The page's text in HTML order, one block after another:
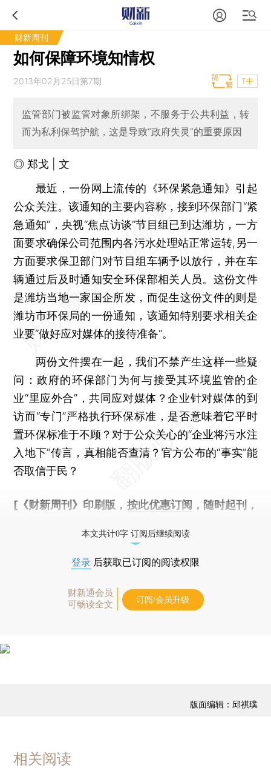
财新周刊
如何保障环境知情权
2013年02月25日第7期 T中
监管部门被监管对象所绑架，不服务于公共利益，转
而为私利保驾护航，这是导致“政府失灵”的重要原因
◎ 郑戈 | 文
最近，一份网上流传的《环保紧急通知》引起
公众关注。该通知的主要内容称，接到环保部门“紧
急通知”，央视“焦点访谈”节目组已到达潍坊，一方
面要求确保公司范围内各污水处理站正常运转,另一
方面要求保卫部门对节目组车辆予以放行，并在车
辆通过后及时通知安全环保部相关人员。这份文件
是潍坊当地一家国企所发，而促生这份文件的则是
潍坊市环保局的一份通知，该通知特别要求相关企
业要“做好应对媒体的接待准备”。
两份文件摆在一起，我们不禁产生这样一些疑
问：政府的环保部门为何与接受其环境监管的企
业“里应外合”，共同应对媒体？企业针对媒体的到
访而“专门”严格执行环保标准，是否意味着它平时
置环保标准于不顾？对于公众关心的“企业将污水注
入地下”传言，真相能否查清？官方公布的“事实”能
否取信于民？
[《财新周刊》印刷版， 按此优惠订阅 ，随时起刊，
本文共计0字 订阅后继续阅读
登录 后获取已订阅的阅读权限
财新通会员
可畅读全文
订阅/会员升级
版面编辑：邱祺璞
相关阅读